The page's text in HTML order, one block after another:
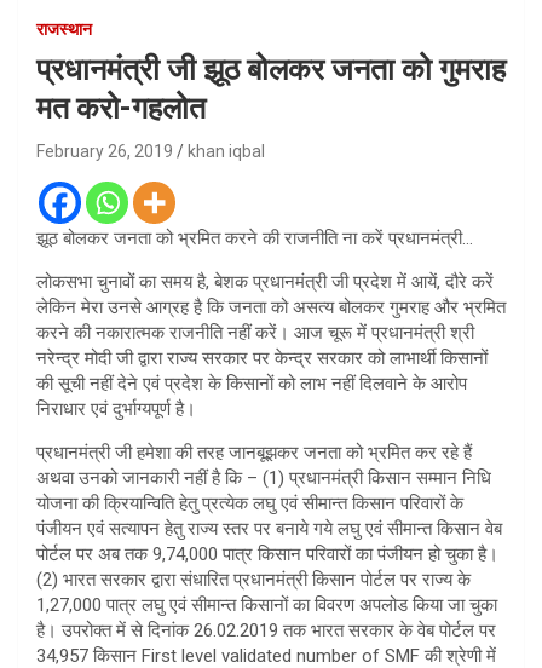
राजस्थान
प्रधानमंत्री जी झूठ बोलकर जनता को गुमराह
मत करो-गहलोत
February 26, 2019 khan iqbal
झूठ बोलकर जनता को भ्रमित करने की राजनीति ना करें प्रधानमंत्री…
लोकसभा चुनावों का समय है, बेशक प्रधानमंत्री जी प्रदेश में आयें, दौरे करें
लेकिन मेरा उनसे आग्रह है कि जनता को असत्य बोलकर गुमराह और भ्रमित
करने की नकारात्मक राजनीति नहीं करें। आज चूरू में प्रधानमंत्री श्री
नरेन्द्र मोदी जी द्वारा राज्य सरकार पर केन्द्र सरकार को लाभार्थी किसानों
की सूची नहीं देने एवं प्रदेश के किसानों को लाभ नहीं दिलवाने के आरोप
निराधार एवं दुर्भाग्यपूर्ण है।
प्रधानमंत्री जी हमेशा की तरह जानबूझकर जनता को भ्रमित कर रहे हैं
अथवा उनको जानकारी नहीं है कि – (1) प्रधानमंत्री किसान सम्मान निधि
योजना की क्रियान्विति हेतु प्रत्येक लघु एवं सीमान्त किसान परिवारों के
पंजीयन एवं सत्यापन हेतु राज्य स्तर पर बनाये गये लघु एवं सीमान्त किसान वेब
पोर्टल पर अब तक 9,74,000 पात्र किसान परिवारों का पंजीयन हो चुका है।
(2) भारत सरकार द्वारा संधारित प्रधानमंत्री किसान पोर्टल पर राज्य के
1,27,000 पात्र लघु एवं सीमान्त किसानों का विवरण अपलोड किया जा चुका
है। उपरोक्त में से दिनांक 26.02.2019 तक भारत सरकार के वेब पोर्टल पर
34,957 किसान First level validated number of SMF की श्रेणी में